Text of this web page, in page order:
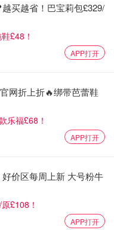
引起的头疼脑热，四肢
速、血压升高。孕妇及
买越省！巴宝莉包£329/
£48！
APP打开
网折上折🔥绑带芭蕾鞋
乐福£68！
APP打开
价区每周上新 大号粉牛
£108！
APP打开